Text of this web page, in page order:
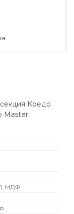
Кредо
Master
, МДФ